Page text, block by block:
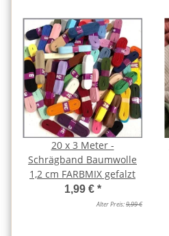
20 x 3 Meter -
Schrägband Baumwolle
1,2 cm FARBMIX gefalzt
1,99 € *
Alter Preis:9,99 €